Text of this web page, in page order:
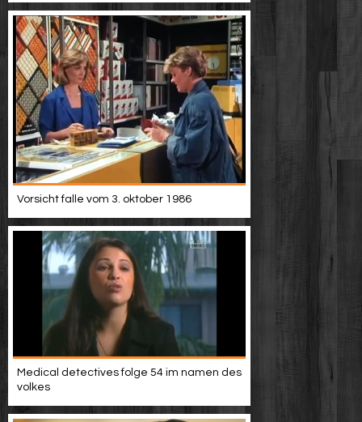
Vorsicht falle vom 3. oktober 1986
Medical detectives folge 54 im namen des
volkes